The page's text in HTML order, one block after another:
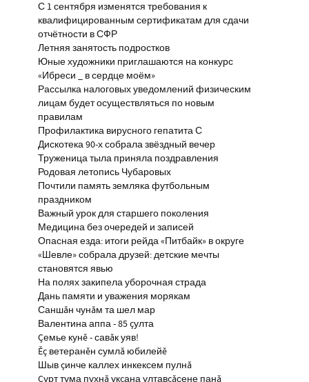
С 1 сентября изменятся требования к
квалифицированным сертификатам для сдачи
отчётности в СФР
Летняя занятость подростков
Юные художники приглашаются на конкурс
«Ибреси _ в сердце моём»
Рассылка налоговых уведомлений физическим
лицам будет осуществляться по новым
правилам
Профилактика вирусного гепатита С
Дискотека 90-х собрала звёздный вечер
Труженица тыла приняла поздравления
Родовая летопись Чубаровых
Почтили память земляка футбольным
праздником
Важный урок для старшего поколения
Медицина без очередей и записей
Опасная езда: итоги рейда «Питбайк» в округе
«Шевле» собрала друзей: детские мечты
становятся явью
На полях закипела уборочная страда
Дань памяти и уважения морякам
Саншăн чунăм та шел мар
Валентина аппа - 85 çулта
Çемье кунĕ - савăк уяв!
Ĕç ветеранĕн сумлă юбилейĕ
Шыв çинче каллех инкексем пулнă
Çурт тума пухнă укçана ултавçăсене панă